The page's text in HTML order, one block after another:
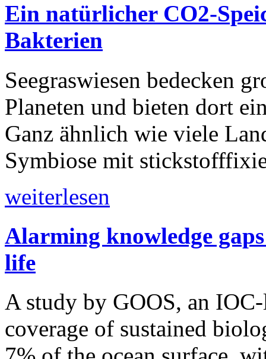
Ein natürlicher CO2-
Bakterien
Seegraswiesen bedecken
Planeten und bieten dort
Ganz ähnlich wie viele
Symbiose mit
weiterlesen
Alarming knowledge
life
A study by GOOS, an
coverage of sustained